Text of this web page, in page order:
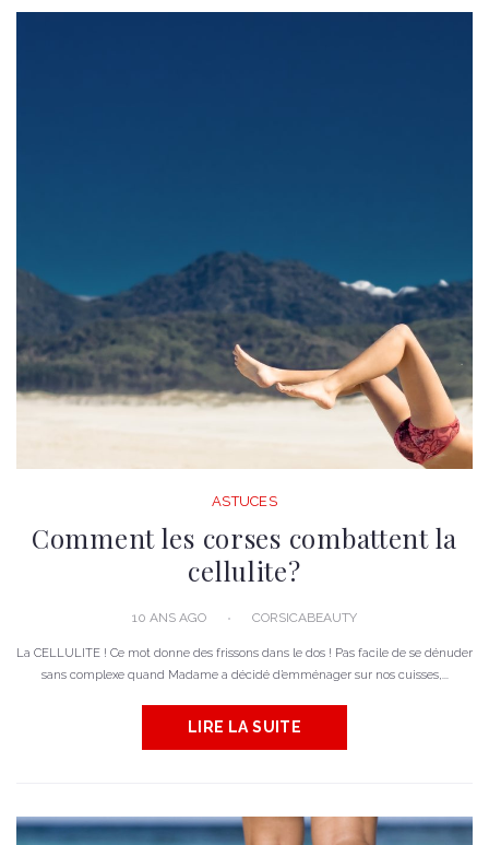
ASTUCES
Comment les corses combattent la
cellulite?
10 ANS AGO CORSICABEAUTY
La CELLULITE ! Ce mot donne des frissons dans le dos ! Pas facile de se dénuder
sans complexe quand Madame a décidé d’emménager sur nos cuisses,...
LIRE LA SUITE